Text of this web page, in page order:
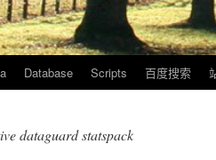
Database Scripts 百度搜索
dataguard statspack